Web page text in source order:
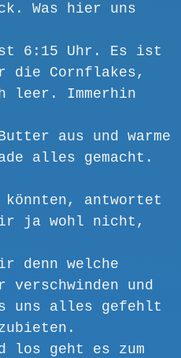
Was hier uns
6:15 Uhr. Es ist
die Cornflakes,
leer. Immerhin
aus und warme
alles gemacht.
könnten, antwortet
ja wohl nicht,
denn welche
und
uns alles gefehlt
los geht es zum